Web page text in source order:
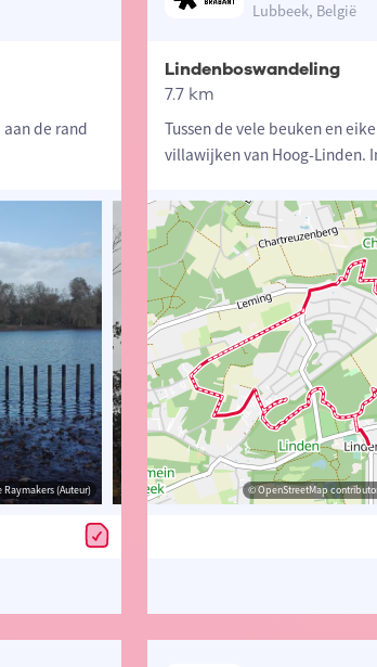
de rand
(Auteur) © wandelknooppunt.be - Herlinde Raymakers
Lubbeek, België
Lindenboswandeling
7.7 km
Tussen de vele beuken en
villawijken van Hoog-Linden.
© Lander Loeckx © OpenStreetMap